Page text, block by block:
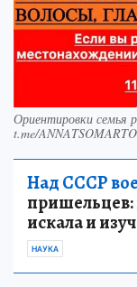
Ориентировки семья
t.me/
Над СССР
пришельцев:
искала и
НАУКА